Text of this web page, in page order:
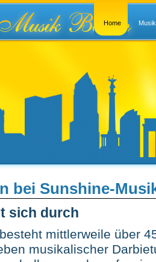
bei Sunshine-
sich durch
mittlerweile über
musikalischer
Home Musik